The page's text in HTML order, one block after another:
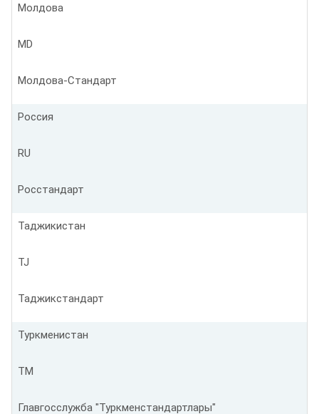
Молдова
MD
Молдова-Стандарт
Россия
RU
Росстандарт
Таджикистан
TJ
Таджикстандарт
Туркменистан
TM
Главгосслужба "Туркменстандартлары"